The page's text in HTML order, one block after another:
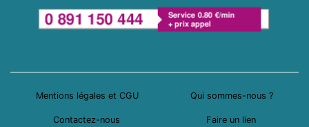
Mentions légales et CGU Qui sommes-nous ?
Contactez-nous Faire un lien